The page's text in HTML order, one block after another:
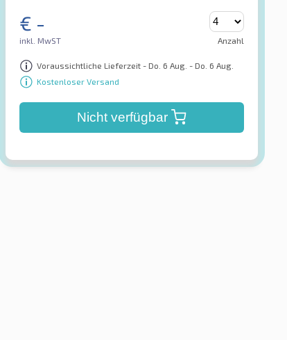
€ -
inkl. MwST Anzahl
Voraussichtliche Lieferzeit - Do. 6 Aug. - Do. 6 Aug.
Kostenloser Versand
Nicht verfügbar